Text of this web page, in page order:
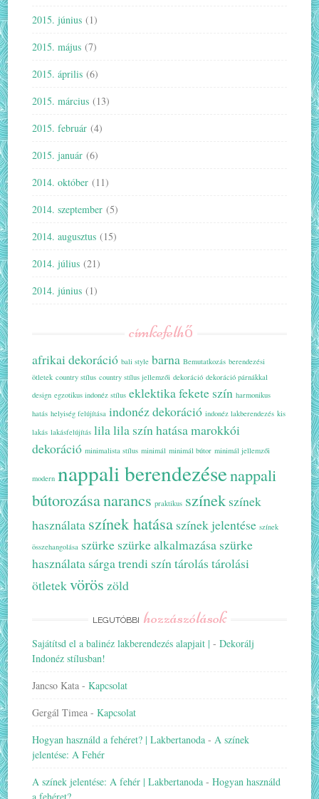
2015. június (1)
2015. május (7)
2015. április (6)
2015. március (13)
2015. február (4)
2015. január (6)
2014. október (11)
2014. szeptember (5)
2014. augusztus (15)
2014. július (21)
2014. június (1)
címkefelhő
afrikai dekoráció bali style barna Bemutatkozás berendezési
ötletek country stílus country stílus jellemzői dekoráció dekoráció párnákkal
design egzotikus indonéz stílus eklektikafekete szín harmonikus
hatás helyiség felújítása indonéz dekoráció indonéz lakberendezés kis
lakás lakásfelújítás lilalila szín hatásamarokkói
dekoráció minimalista stílus minimál minimál bútor minimál jellemzői
modern nappali berendezésenappali
bútorozásanarancs praktikus színek színek
használata színek hatása színek jelentése színek
összehangolása szürke szürke alkalmazása szürke
használata sárgatrendi színtárolás tárolási
ötletekvörös zöld
LEGUTÓBBI hozzászólások
Sajátítsd el a balinéz lakberendezés alapjait | -Dekorálj
Indonéz stílusban!
Jancso Kata -Kapcsolat
Gergál Timea -Kapcsolat
Hogyan használd a fehéret? | Lakbertanoda -A színek
jelentése: A Fehér
A színek jelentése: A fehér | Lakbertanoda -Hogyan használd